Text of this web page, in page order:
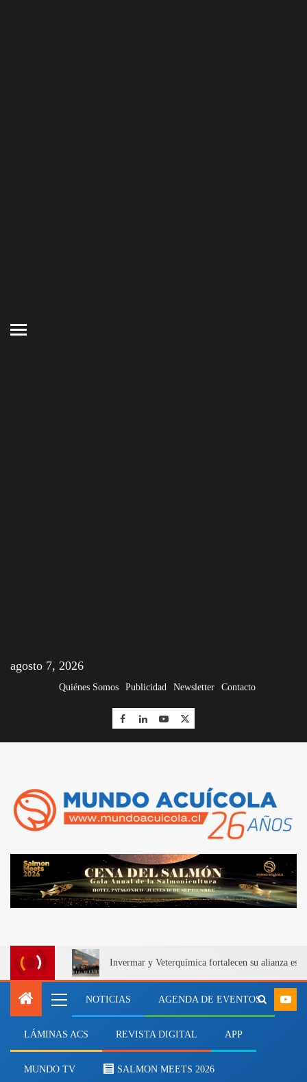
agosto 7, 2026
Quiénes Somos Publicidad Newsletter Contacto
Invermar y Veterquímica fortalecen su alianza
NOTICIAS AGENDA DE EVENTOS
LÁMINAS ACS REVISTA DIGITAL APP
MUNDO TV SALMON MEETS 2026
Los Arrayanes: Pionera en la